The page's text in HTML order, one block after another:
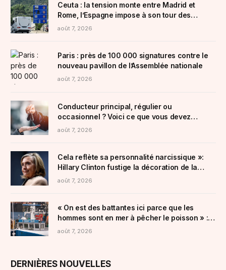
Ceuta : la tension monte entre Madrid et
Rome, l’Espagne impose à son tour des
contrôles aux frontières aux Italiens
août 7, 2026
Paris : près de 100 000 signatures contre le
nouveau pavillon de l’Assemblée nationale
août 7, 2026
Conducteur principal, régulier ou
occasionnel ? Voici ce que vous devez
vérifier sur votre contrat d’assurance auto
août 7, 2026
Cela reflète sa personnalité narcissique »:
Hillary Clinton fustige la décoration de la
Maison Blanche par Donald Trump, qui
août 7, 2026
« On est des battantes ici parce que les
hommes sont en mer à pêcher le poisson » : à
la découverte de celles et ceux qui font le
août 7, 2026
DERNIÈRES NOUVELLES